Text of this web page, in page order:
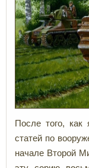
После того,
статей по
начале Второй